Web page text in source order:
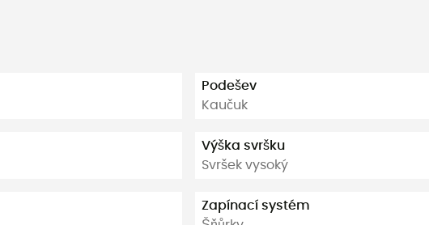
Podešev
Kaučuk
Výška svršku
Svršek vysoký
Zapínací systém